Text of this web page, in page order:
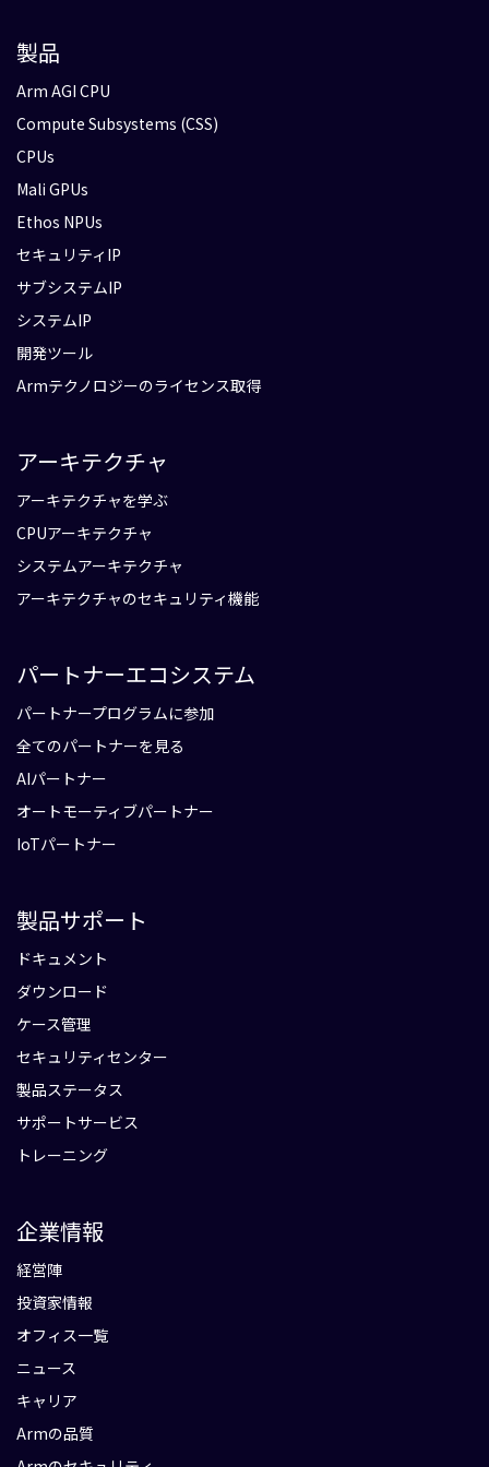
製品
Arm AGI CPU
Compute Subsystems (CSS)
CPUs
Mali GPUs
Ethos NPUs
セキュリティIP
サブシステムIP
システムIP
開発ツール
Armテクノロジーのライセンス取得
アーキテクチャ
アーキテクチャを学ぶ
CPUアーキテクチャ
システムアーキテクチャ
アーキテクチャのセキュリティ機能
パートナーエコシステム
パートナープログラムに参加
全てのパートナーを見る
AIパートナー
オートモーティブパートナー
IoTパートナー
製品サポート
ドキュメント
ダウンロード
ケース管理
セキュリティセンター
製品ステータス
サポートサービス
トレーニング
企業情報
経営陣
投資家情報
オフィス一覧
ニュース
キャリア
Armの品質